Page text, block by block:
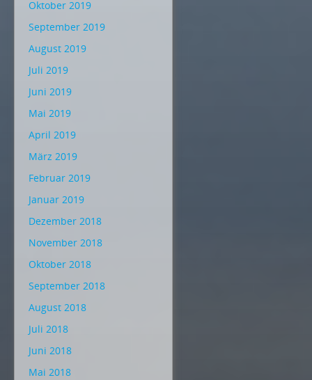
Oktober 2019
September 2019
August 2019
Juli 2019
Juni 2019
Mai 2019
April 2019
März 2019
Februar 2019
Januar 2019
Dezember 2018
November 2018
Oktober 2018
September 2018
August 2018
Juli 2018
Juni 2018
Mai 2018